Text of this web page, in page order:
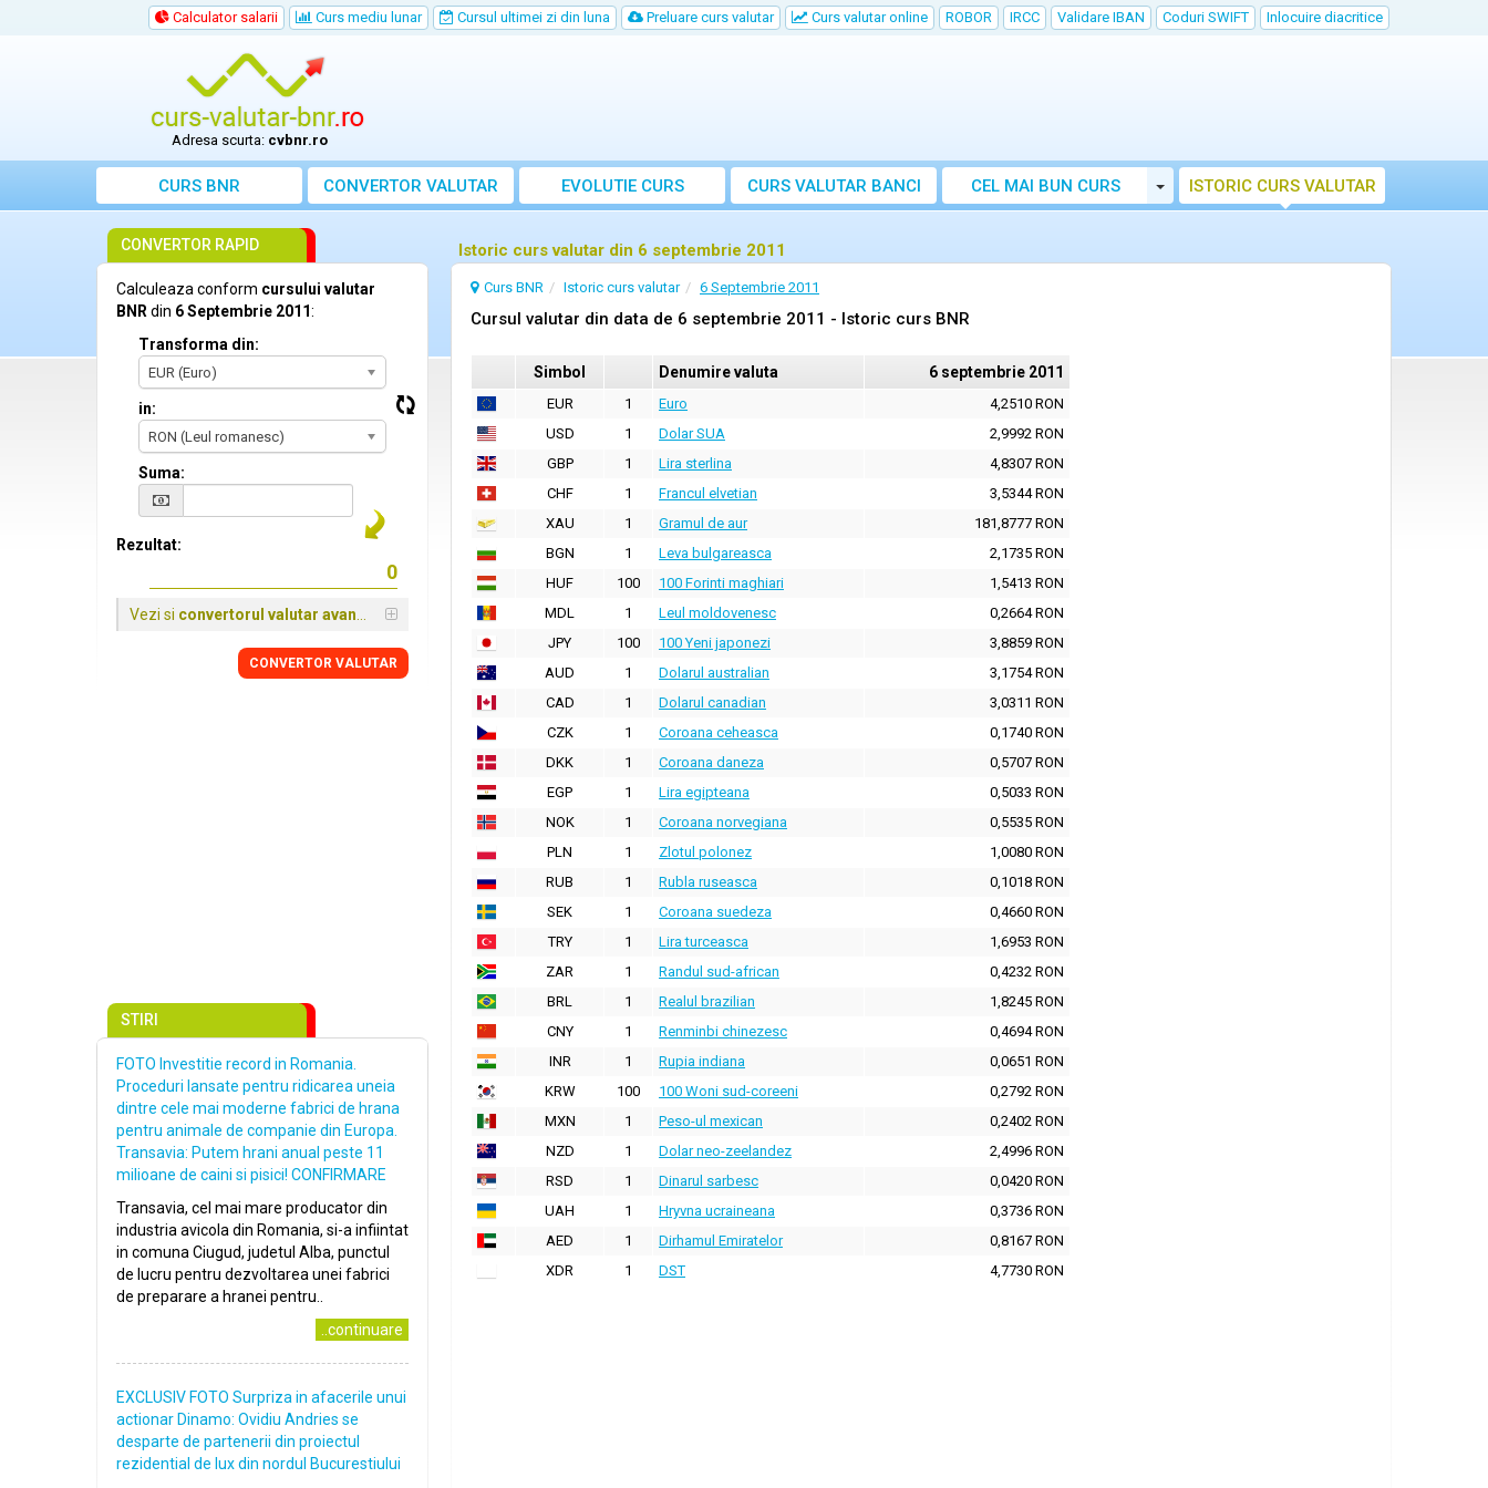
Calculator salarii Curs mediu lunar Cursul ultimei zi din luna Preluare curs valutar Curs valutar online ROBOR IRCC Validare IBAN Coduri SWIFT Inlocuire diacritice
Adresa scurta: cvbnr.ro
CURS BNR CONVERTOR VALUTAR EVOLUTIE CURS CURS VALUTAR BANCI CEL MAI BUN CURS Toggle Dropdown
ISTORIC CURS VALUTAR
Istoric curs valutar din 6 septembrie 2011
Curs BNR Istoric curs valutar 6 Septembrie 2011
Cursul valutar din data de 6 septembrie 2011 - Istoric curs BNR
Simbol Denumire valuta 6 septembrie 2011
EUR 1 Euro
4,2510 RON
USD
1 Dolar SUA
2,9992 RON
GBP
1 Lira sterlina
4,8307 RON
CHF
1 Francul elvetian
3,5344 RON
XAU
1 Gramul de aur
181,8777 RON
BGN
1 Leva bulgareasca
2,1735 RON
HUF
100 100 Forinti maghiari
1,5413 RON
MDL
1 Leul moldovenesc
0,2664 RON
JPY
100 100 Yeni japonezi
3,8859 RON
AUD
1 Dolarul australian
3,1754 RON
CAD
1 Dolarul canadian
3,0311 RON
CZK
1 Coroana ceheasca
0,1740 RON
DKK
1 Coroana daneza
0,5707 RON
EGP
1 Lira egipteana
0,5033 RON
NOK
1 Coroana norvegiana
0,5535 RON
PLN
1 Zlotul polonez
1,0080 RON
RUB
1 Rubla ruseasca
0,1018 RON
SEK
1 Coroana suedeza
0,4660 RON
TRY
1 Lira turceasca
1,6953 RON
ZAR
1 Randul sud-african
0,4232 RON
BRL
1 Realul brazilian
1,8245 RON
CNY
1 Renminbi chinezesc
0,4694 RON
INR
1 Rupia indiana
0,0651 RON
KRW
100 100 Woni sud-coreeni
0,2792 RON
MXN
1 Peso-ul mexican
0,2402 RON
NZD
1 Dolar neo-zeelandez
2,4996 RON
RSD
1 Dinarul sarbesc
0,0420 RON
UAH
1 Hryvna ucraineana
0,3736 RON
AED
1 Dirhamul Emiratelor
0,8167 RON
XDR
1 DST 4,7730 RON
CONVERTOR RAPID
Calculeaza conform cursului valutar
BNR din 6 Septembrie 2011:
Transforma din:
EUR (Euro)
in:
RON (Leul romanesc)
Suma:
Rezultat:
Vezi si convertorul valutar avansat
CONVERTOR VALUTAR
STIRI
FOTO Investitie record in Romania.
Proceduri lansate pentru ridicarea uneia
dintre cele mai moderne fabrici de hrana
pentru animale de companie din Europa.
Transavia: Putem hrani anual peste 11
milioane de caini si pisici! CONFIRMARE
Transavia, cel mai mare producator din
industria avicola din Romania, si-a infiintat
in comuna Ciugud, judetul Alba, punctul
de lucru pentru dezvoltarea unei fabrici
de preparare a hranei pentru..
..continuare
EXCLUSIV FOTO Surpriza in afacerile unui
actionar Dinamo: Ovidiu Andries se
desparte de partenerii din proiectul
rezidential de lux din nordul Bucurestiului